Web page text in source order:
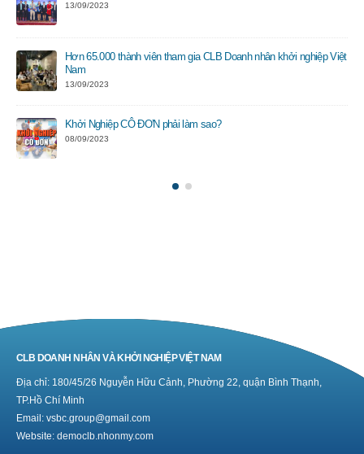
13/09/2023
Hơn 65.000 thành viên tham gia CLB Doanh nhân khởi nghiệp Việt
Nam
13/09/2023
Khởi Nghiệp CÔ ĐƠN phải làm sao?
08/09/2023
CLB DOANH NHÂN VÀ KHỞI NGHIỆP VIỆT NAM
Địa chỉ: 180/45/26 Nguyễn Hữu Cảnh, Phường 22, quận Bình Thạnh,
TP.Hồ Chí Minh
Email: vsbc.group@gmail.com
Website: democlb.nhonmy.com